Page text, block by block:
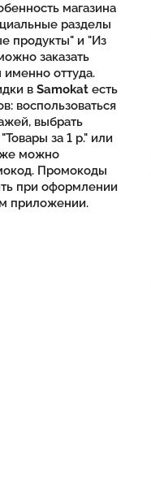
магазина
разделы
продукты" и "Из
заказать
оттуда.
в Samokat есть
воспользоваться
выбрать
за 1 р." или
можно
Промокоды
при оформлении
приложении.